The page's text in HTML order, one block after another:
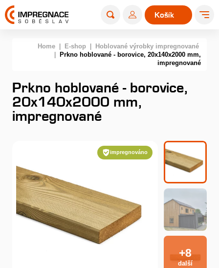
0
Košík
Home E-shop
Hoblované výrobky impregnované
Prkno hoblované - borovice, 20x140x2000 mm,
impregnované
Prkno hoblované - borovice,
20x140x2000 mm,
impregnované
impregnováno
+8
další